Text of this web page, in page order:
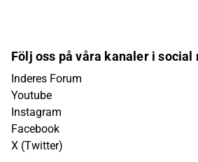
Följ oss på våra kanaler i social
Inderes Forum
Youtube
Instagram
Facebook
X (Twitter)